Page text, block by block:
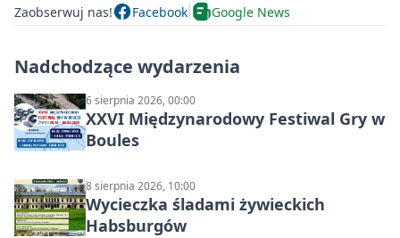
Zaobserwuj nas! Facebook Google News
Nadchodzące wydarzenia
6 sierpnia 2026, 00:00
XXVI Międzynarodowy Festiwal Gry w
Boules
8 sierpnia 2026, 10:00
Wycieczka śladami żywieckich
Habsburgów